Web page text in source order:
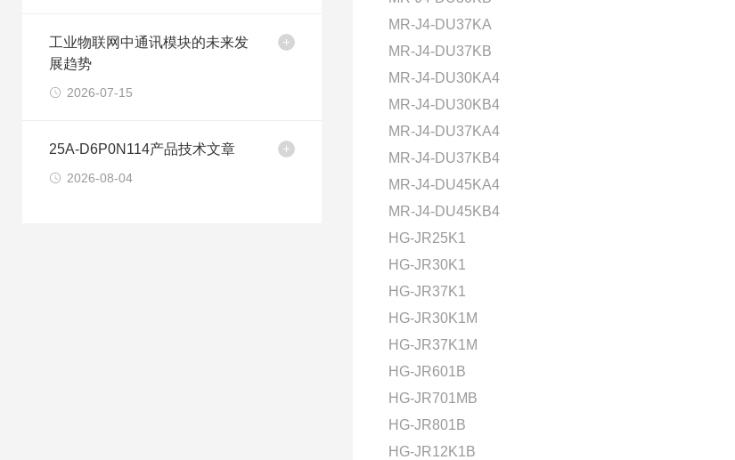
工业物联网中通讯模块的未来发
展趋势
2026-07-15
25A-D6P0N114产品技术文章
2026-08-04
MR-J4-DU37KA
MR-J4-DU37KB
MR-J4-DU30KA4
MR-J4-DU30KB4
MR-J4-DU37KA4
MR-J4-DU37KB4
MR-J4-DU45KA4
MR-J4-DU45KB4
HG-JR25K1
HG-JR30K1
HG-JR37K1
HG-JR30K1M
HG-JR37K1M
HG-JR601B
HG-JR701MB
HG-JR801B
HG-JR12K1B